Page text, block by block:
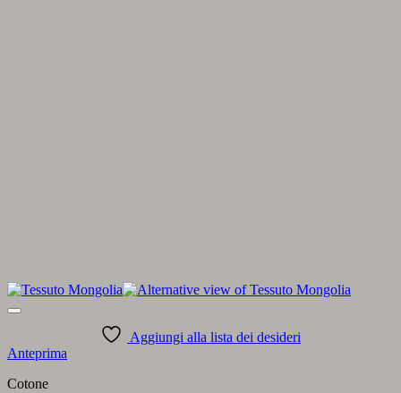
Aggiungi alla lista dei desideri
Anteprima
Cotone